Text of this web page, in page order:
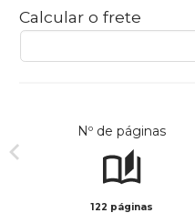
Calcular o frete
Nº de páginas
122 páginas